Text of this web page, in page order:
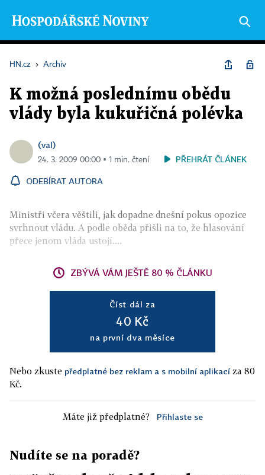
HN.cz › Archiv
K možná poslednímu obědu
vlády byla kukuřičná polévka
(val)
24. 3. 2009 00:00 ▪ 1 min. čtení PŘEHRÁT ČLÁNEK
ODEBÍRAT AUTORA
Ministři včera věštili, jak dopadne dnešní pokus opozice
svrhnout vládu. A podle oběda přišli na to, že hlasování
přece jenom vláda ustojí....
ZBÝVÁ VÁM JEŠTĚ 80 % ČLÁNKU
Číst dál za
40 Kč
na první dva měsíce
Nebo zkuste předplatné bez reklam a s mobilní aplikací za 80
Kč.
Máte již předplatné? Přihlaste se
Nudíte se na poradě?